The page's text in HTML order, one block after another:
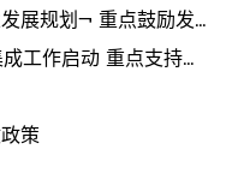
展规划¬ 重点鼓励发
工作启动 重点支持绿
策